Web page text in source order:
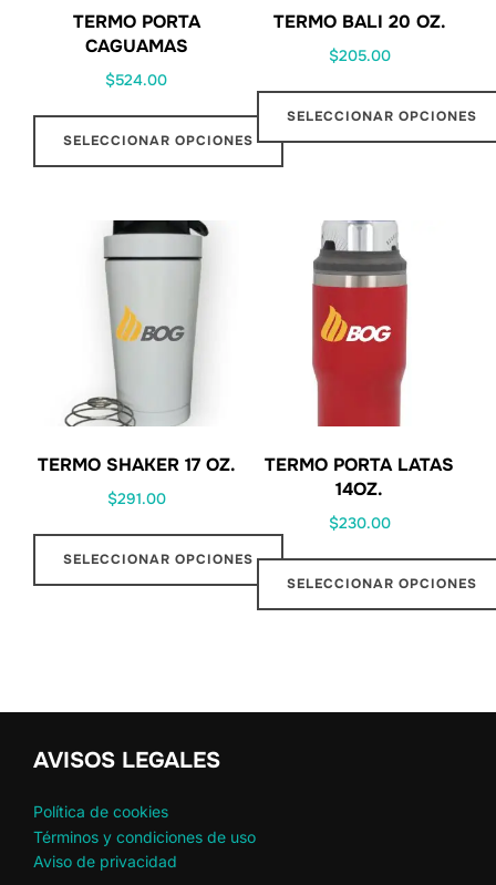
TERMO PORTA
CAGUAMAS
$524.00
SELECCIONAR OPCIONES
TERMO BALI 20 OZ.
$205.00
SELECCIONAR OPCIONES
TERMO SHAKER 17 OZ.
$291.00
SELECCIONAR OPCIONES
TERMO PORTA LATAS
14OZ.
$230.00
SELECCIONAR OPCIONES
AVISOS LEGALES
Política de cookies
Términos y condiciones de uso
Aviso de privacidad